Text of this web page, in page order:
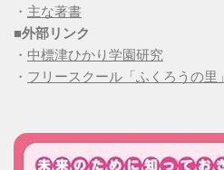
・ 主な著書
■外部リンク
・ 中標津ひかり学園研究
・ フリースクール「ふくろうの里」